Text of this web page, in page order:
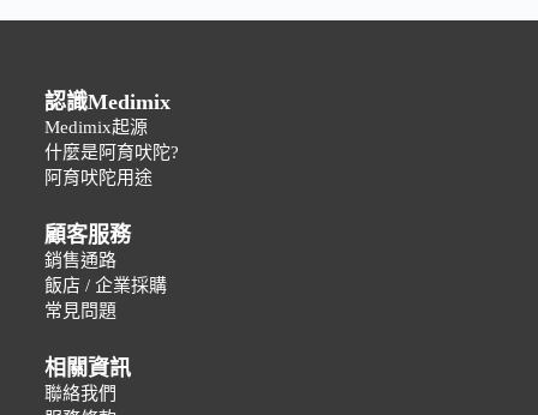
認識Medimix
Medimix起源
什麼是阿育吠陀?
阿育吠陀用途
顧客服務
銷售通路
飯店 / 企業採購
常見問題
相關資訊
聯絡我們